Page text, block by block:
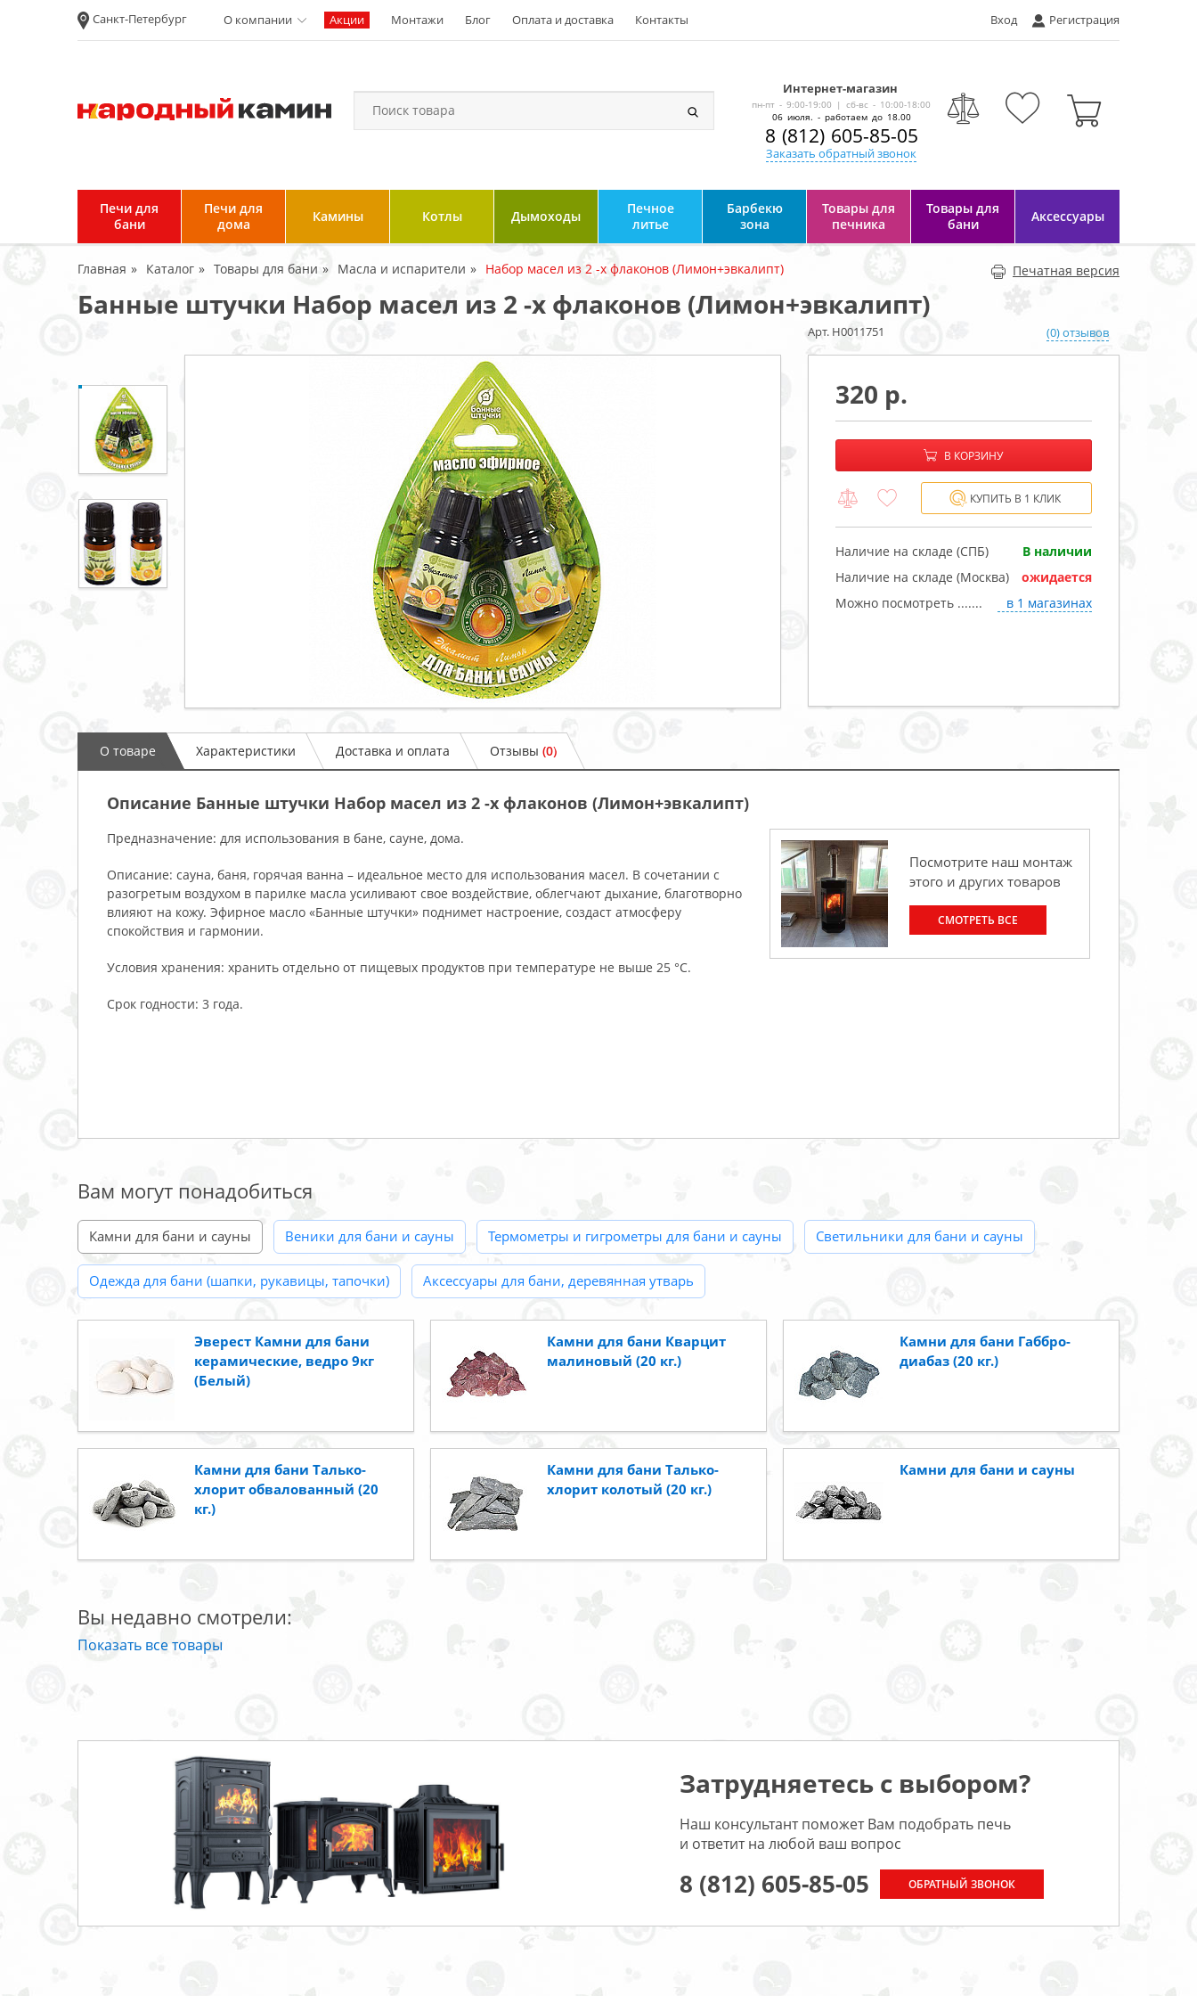
Санкт-Петербург О компании
обработку
персональных
данных
Условия продажи и
возврата товара
Пользовательское
соглашение
Акции Монтажи Блог Оплата и доставка Контакты Вход Регистрация
Интернет-магазин
-
пн-пт - 9:00-19:00 | сб-вс - 10:00-18:00
06 июля. - работаем до 18.00
8 (812) 605-85-05
Заказать обратный звонок
Печи для
бани
Печи для
дома
Камины Котлы Дымоходы
Печное
литье
Барбекю
зона
Товары для
печника
Товары для
бани
Аксессуары
Печатная версия
Главная Каталог Товары для бани Масла и испарители Набор масел из 2 -х флаконов (Лимон+эвкалипт)
Банные штучки Набор масел из 2 -х флаконов (Лимон+эвкалипт)
Арт. Н0011751 (0) отзывов
320
−
В КОРЗИНУ
КУПИТЬ В 1 КЛИК
Наличие на складе (СПБ)
В наличии
Наличие на складе (Москва)
ожидается
Можно посмотреть .......
в 1 магазинах
О товаре Характеристики Доставка и оплата Отзывы (0)
Описание Банные штучки Набор масел из 2 -х флаконов (Лимон+эвкалипт)
Посмотрите наш монтаж
этого и других товаров
СМОТРЕТЬ ВСЕ
Предназначение: для использования в бане, сауне, дома.
Описание: сауна, баня, горячая ванна – идеальное место для использования масел. В сочетании с
разогретым воздухом в парилке масла усиливают свое воздействие, облегчают дыхание, благотворно
влияют на кожу. Эфирное масло «Банные штучки» поднимет настроение, создаст атмосферу
спокойствия и гармонии.
Условия хранения: хранить отдельно от пищевых продуктов при температуре не выше 25 °С.
Срок годности: 3 года.
Вам могут понадобиться
Камни для бани и сауны Веники для бани и сауны Термометры и гигрометры для бани и сауны Светильники для бани и сауны
Одежда для бани (шапки, рукавицы, тапочки) Аксессуары для бани, деревянная утварь
Эверест Камни для бани
керамические, ведро 9кг
(Белый)
Камни для бани Кварцит
малиновый (20 кг.)
Камни для бани Габбро-
диабаз (20 кг.)
Камни для бани Талько-
хлорит обвалованный (20
кг.)
Камни для бани Талько-
хлорит колотый (20 кг.)
Камни для бани и сауны
Вы недавно смотрели:
Показать все товары
Затрудняетесь с выбором?
Наш консультант поможет Вам подобрать печь
и ответит на любой ваш вопрос
8 (812) 605-85-05 ОБРАТНЫЙ ЗВОНОК